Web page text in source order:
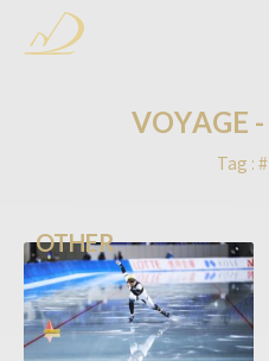
VOYAGE -
Tag : #
OTHER